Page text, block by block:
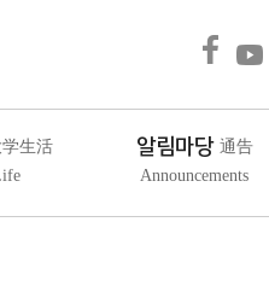
学生活
알림마당 通告
Announcements